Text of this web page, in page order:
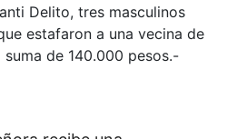
Delito, tres masculinos
estafaron a una vecina de
de 140.000 pesos.-